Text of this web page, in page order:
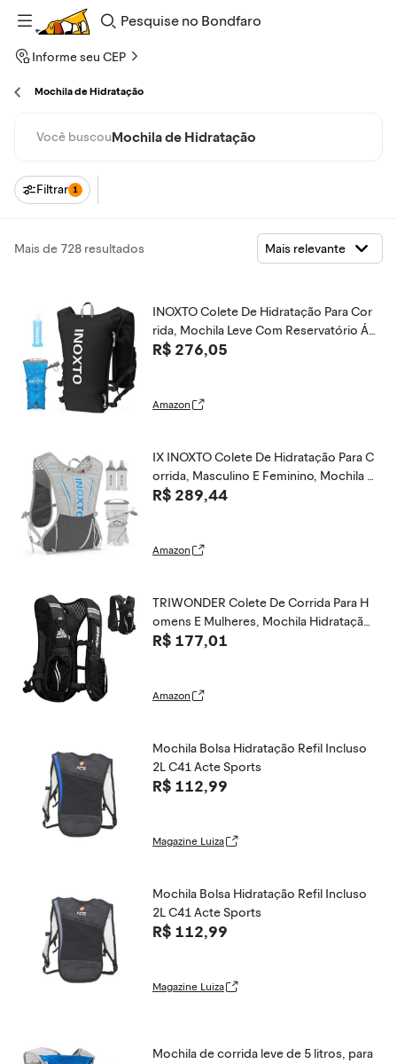
Pesquise
Bondfaro
Informe seu CEP
Mochila de Hidratação
Você buscouMochila de Hidratação
Filtrar 1
Mais de 728 resultados
INOXTO Colete De Hidratação Para Cor
rida, Mochila Leve Com Reservatório Á
gua 1,5 L E Garrafa Térmica Macia 250
R$ 276,05
Amazon
IX INOXTO Colete De Hidratação Para C
orrida, Masculino E Feminino, Mochila Á
gua 3L, Corrida Trilha, Maratona Caminh
R$ 289,44
Amazon
TRIWONDER Colete De Corrida Para H
omens E Mulheres, Mochila Hidratação,
Pacote Água, 5,5L, Leve, Corredor, Mar
R$ 177,01
Amazon
Mochila Bolsa Hidratação Refil Incluso
2L C41 Acte Sports
R$ 112,99
Magazine Luiza
Mochila Bolsa Hidratação Refil Incluso
2L C41 Acte Sports
R$ 112,99
Magazine Luiza
Mochila de corrida leve de 5 litros, para